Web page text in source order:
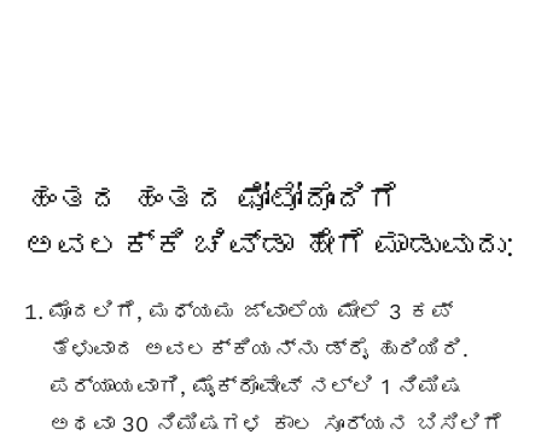
ಹಂತದ ಹಂತದ ಫೋಟೋದೊಂದಿಗೆ
ಅವಲಕ್ಕಿ ಚಿವ್ಡಾ ಹೇಗೆ ಮಾಡುವುದು:
ಮೊದಲಿಗೆ, ಮಧ್ಯಮ ಜ್ವಾಲೆಯ ಮೇಲೆ 3 ಕಪ್
ತೆಳುವಾದ ಅವಲಕ್ಕಿಯ ನ್ನು ಡ್ರೈ ಹುರಿಯಿರಿ.
ಪರ್ಯಾಯವಾಗಿ, ಮೈಕ್ರೊವೇವ್ ನಲ್ಲಿ 1 ನಿಮಿಷ
ಅಥವಾ 30 ನಿಮಿಷಗಳ ಕಾಲ ಸೂರ್ಯನ ಬಿಸಿಲಿಗೆ